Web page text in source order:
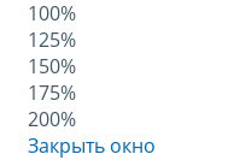
100%
125%
150%
175%
200%
Закрыть окно